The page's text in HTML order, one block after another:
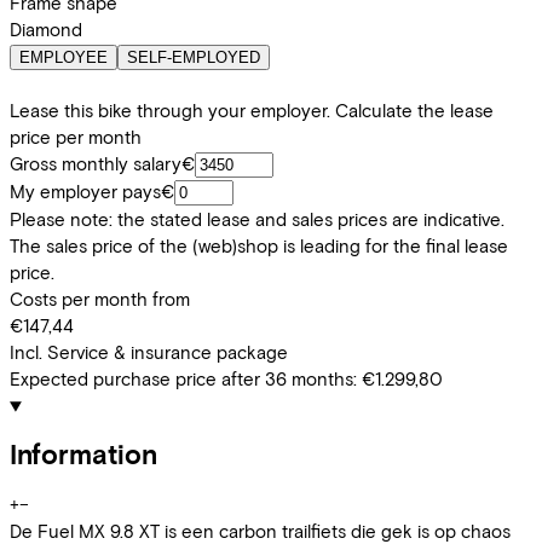
Diamond
EMPLOYEE SELF-EMPLOYED
Lease this bike through your employer. Calculate the lease
price per month
Gross monthly salary€
My employer pays€
Please note: the stated lease and sales prices are indicative.
The sales price of the (web)shop is leading for the final lease
price.
Costs per month from
€147,44
Incl. Service & insurance package
Expected purchase price after 36 months: €1.299,80
Information
+−
De Fuel MX 9.8 XT is een carbon trailfiets die gek is op chaos